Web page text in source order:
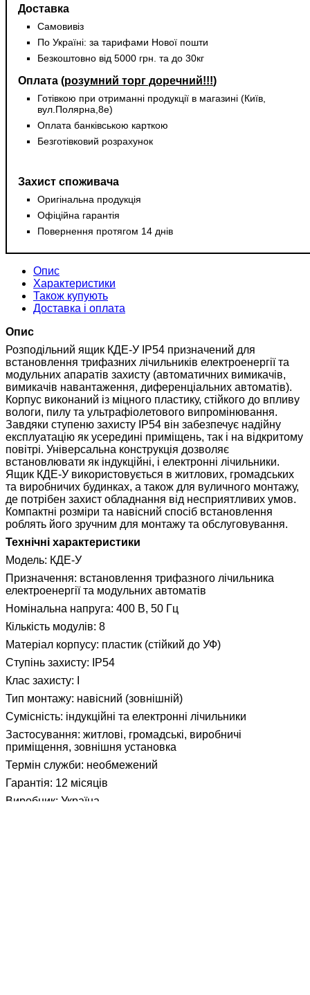
Доставка
Самовивіз
По Україні: за тарифами Нової пошти
Безкоштовно від 5000 грн. та до 30кг
Оплата (розумний торг доречний!!!)
Готівкою при отриманні продукції в магазині (Київ,
вул.Полярна,8е)
Оплата банківською карткою
Безготівковий розрахунок
Захист споживача
Оригінальна продукція
Офіційна гарантія
Повернення протягом 14 днів
Опис
Характеристики
Також купують
Доставка і оплата
Опис
Розподільний ящик КДЕ-У IP54 призначений для
встановлення трифазних лічильників електроенергії та
модульних апаратів захисту (автоматичних вимикачів,
вимикачів навантаження, диференціальних автоматів).
Корпус виконаний із міцного пластику, стійкого до впливу
вологи, пилу та ультрафіолетового випромінювання.
Завдяки ступеню захисту IP54 він забезпечує надійну
експлуатацію як усередині приміщень, так і на відкритому
повітрі. Універсальна конструкція дозволяє
встановлювати як індукційні, і електронні лічильники.
Ящик КДЕ-У використовується в житлових, громадських
та виробничих будинках, а також для вуличного монтажу,
де потрібен захист обладнання від несприятливих умов.
Компактні розміри та навісний спосіб встановлення
роблять його зручним для монтажу та обслуговування.
Технічні характеристики
Модель: КДЕ-У
Призначення: встановлення трифазного лічильника
електроенергії та модульних автоматів
Номінальна напруга: 400 В, 50 Гц
Кількість модулів: 8
Матеріал корпусу: пластик (стійкий до УФ)
Ступінь захисту: IP54
Клас захисту: I
Тип монтажу: навісний (зовнішній)
Сумісність: індукційні та електронні лічильники
Застосування: житлові, громадські, виробничі
приміщення, зовнішня установка
Термін служби: необмежений
Гарантія: 12 місяців
Виробник: Україна